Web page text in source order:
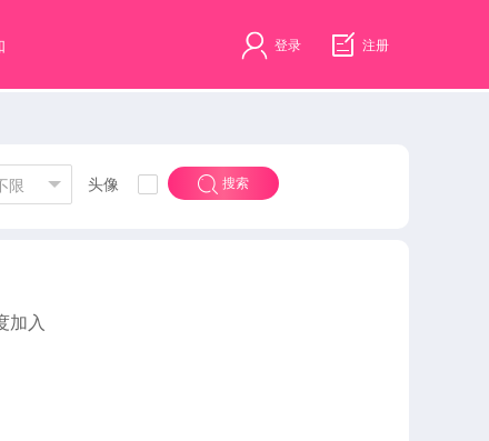
登录 注册
限 头像 搜索
加入